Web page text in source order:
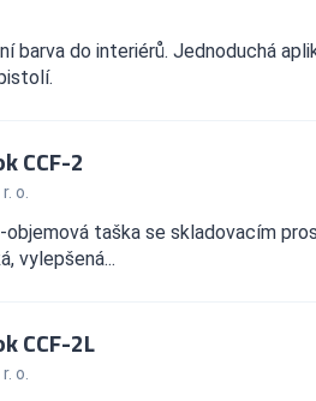
barva do interiérů. Jednoduchá
CCF-2
o.
objemová taška se skladovacím
vylepšená...
CCF-2L
o.